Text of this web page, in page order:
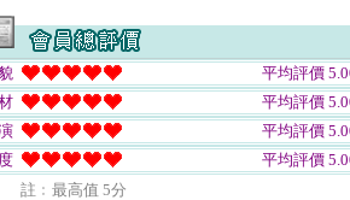
平均評價
平均評價
平均評價
平均評價
註﹕最高值 5分